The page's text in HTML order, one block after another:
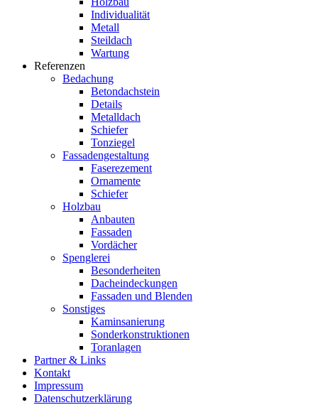
Individualität
Metall
Steildach
Wartung
Referenzen
Bedachung
Betondachstein
Details
Metalldach
Schiefer
Tonziegel
Fassadengestaltung
Faserezement
Ornamente
Schiefer
Holzbau
Anbauten
Fassaden
Vordächer
Spenglerei
Besonderheiten
Dacheindeckungen
Fassaden und Blenden
Sonstiges
Kaminsanierung
Sonderkonstruktionen
Toranlagen
Partner & Links
Kontakt
Impressum
Datenschutzerklärung